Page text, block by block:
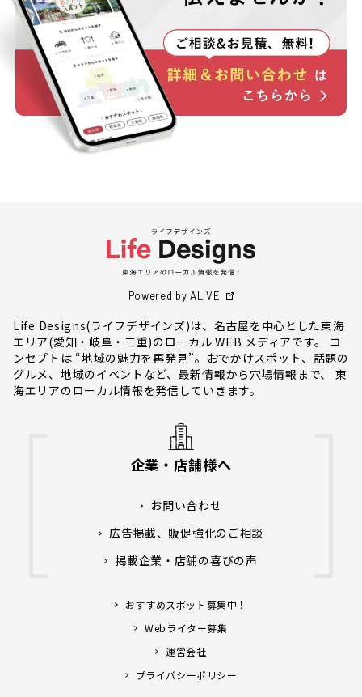
Powered by ALIVE
Life Designs(ライフデザインズ)は、名古屋を中心とした東海
エリア(愛知・岐阜・三重)のローカル WEB メディアです。 コ
ンセプトは “地域の魅力を再発見”。おでかけスポット、話題の
グルメ、地域のイベントなど、最新情報から穴場情報まで、 東
海エリアのローカル情報を発信していきます。
企業・店舗様へ
お問い合わせ
広告掲載、販促強化のご相談
掲載企業・店舗の喜びの声
おすすめスポット募集中！
Webライター募集
運営会社
プライバシーポリシー